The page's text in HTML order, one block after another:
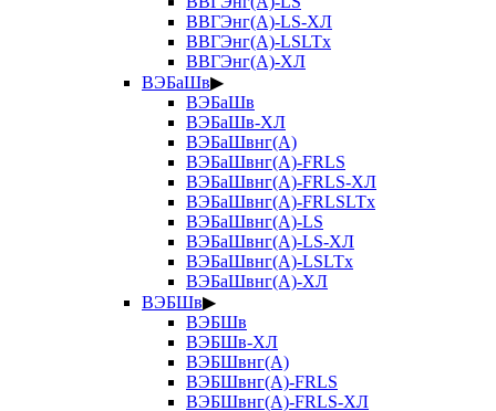
ВВГЭнг(А)-LS-ХЛ
ВВГЭнг(А)-LSLTx
ВВГЭнг(А)-ХЛ
ВЭБаШв▶
ВЭБаШв
ВЭБаШв-ХЛ
ВЭБаШвнг(А)
ВЭБаШвнг(А)-FRLS
ВЭБаШвнг(А)-FRLS-ХЛ
ВЭБаШвнг(А)-FRLSLTx
ВЭБаШвнг(А)-LS
ВЭБаШвнг(А)-LS-ХЛ
ВЭБаШвнг(А)-LSLTx
ВЭБаШвнг(А)-ХЛ
ВЭБШв▶
ВЭБШв
ВЭБШв-ХЛ
ВЭБШвнг(А)
ВЭБШвнг(А)-FRLS
ВЭБШвнг(А)-FRLS-ХЛ